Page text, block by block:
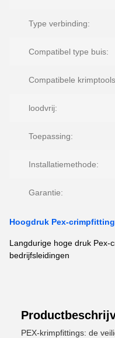
Type verbinding:
Compatibel type buis:
Compatibele
loodvrij:
Toepassing:
Installatiemethode:
Garantie:
Hoogdruk Pex-
Langdurige hoge druk Pex-
bedrijfsleidingen
PEX-krimpfittings: de